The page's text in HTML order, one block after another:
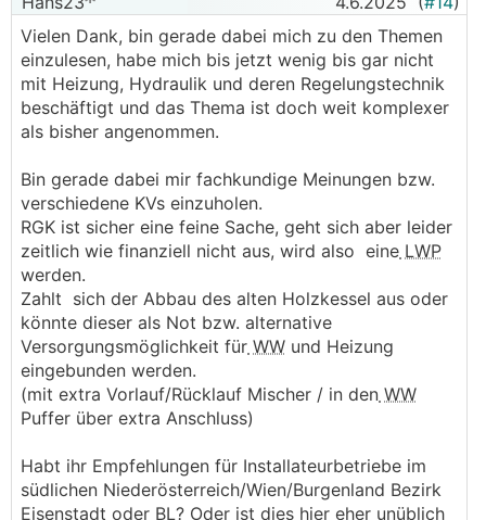
Vielen Dank, bin gerade dabei mich zu den Themen
einzulesen, habe mich bis jetzt wenig bis gar nicht
mit Heizung, Hydraulik und deren Regelungstechnik
beschäftigt und das Thema ist doch weit komplexer
als bisher angenommen.
Bin gerade dabei mir fachkundige Meinungen bzw.
verschiedene KVs einzuholen.
RGK ist sicher eine feine Sache, geht sich aber leider
zeitlich wie finanziell nicht aus, wird also eine LWP
werden.
Zahlt sich der Abbau des alten Holzkessel aus oder
könnte dieser als Not bzw. alternative
Versorgungsmöglichkeit für WW und Heizung
eingebunden werden.
(mit extra Vorlauf/Rücklauf Mischer / in den WW
Puffer über extra Anschluss)
Habt ihr Empfehlungen für Installateurbetriebe im
südlichen Niederösterreich/Wien/Burgenland Bezirk
Eisenstadt oder BL? Oder ist dies hier eher unüblich